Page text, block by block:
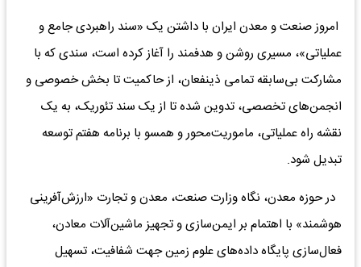
امروز صنعت و معدن ایران با داشتن یک «سند راهبردی جامع و
عملیاتی»، مسیری روشن و هدفمند را آغاز کرده است، سندی که با
مشارکت بی‌سابقه تمامی ذینفعان، از حاکمیت تا بخش خصوصی و
انجمن‌های تخصصی، تدوین شده تا از یک سند تئوریک، به یک
نقشه راه عملیاتی، ماموریت‌محور و همسو با برنامه هفتم توسعه
تبدیل شود.
در حوزه معدن، نگاه وزارت صنعت، معدن و تجارت «ارزش‌آفرینی
هوشمند» با اهتمام بر ایمن‌سازی و تجهیز ماشین‌آلات معادن،
فعال‌سازی پایگاه داده‌های علوم زمین جهت شفافیت، تسهیل